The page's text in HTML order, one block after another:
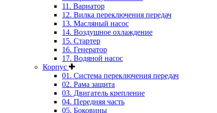
11. Вариатор
12. Вилка переключения передач
13. Масляный насос
14. Воздушное охлаждение
15. Стартер
16. Генератор
17. Водяной насос
Корпус
01. Система переключения передач
02. Рама защита
03. Двигатель крепление
04. Передняя часть
05. Боковины